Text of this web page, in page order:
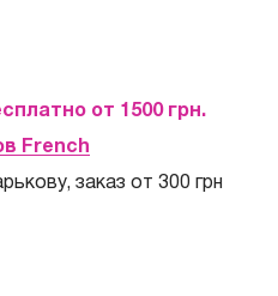
от 1500 грн.
French
заказ от 300 грн